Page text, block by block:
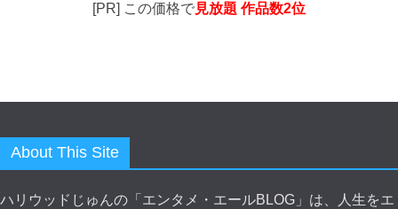
[PR] この価格で見放題 作品数2位
About This Site
ハリウッドじゅんの「エンタメ・エールBLOG」は、人生をエ